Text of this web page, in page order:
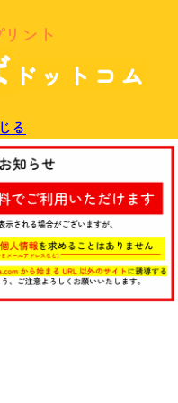
ント
ドットコム
る